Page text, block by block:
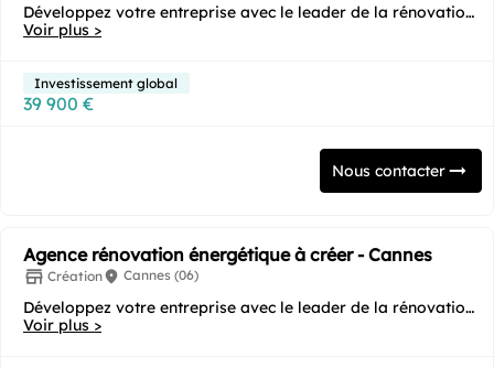
Développez votre entreprise avec le leader de la rénovation
Voir plus >
Investissement global
39 900 €
Nous contacter
Agence rénovation énergétique à créer - Cannes
Création Cannes (06)
Développez votre entreprise avec le leader de la rénovation
Voir plus >